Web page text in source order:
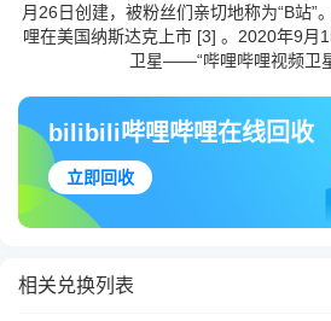
月26日创建，被粉丝们亲切地称为“B站”
哩在美国纳斯达克上市 [3] 。2020年9月
卫星——“哔哩哔哩视频卫
bilibili哔哩哔哩在线回收
立即回收
相关兑换列表